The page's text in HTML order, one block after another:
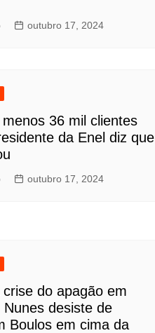
outubro 17, 2024
36 mil clientes
da Enel diz que
outubro 17, 2024
do apagão em
Nunes desiste de
Boulos em cima da